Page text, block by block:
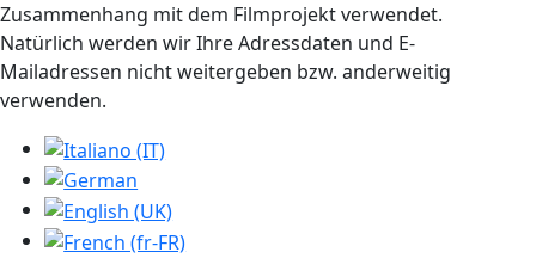
Sprache auswählen
Zusammenhang mit dem Filmprojekt verwendet.
Natürlich werden wir Ihre Adressdaten und E-
Mailadressen nicht weitergeben bzw. anderweitig
verwenden.